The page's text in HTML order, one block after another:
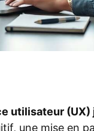
utilisateur
une mise en